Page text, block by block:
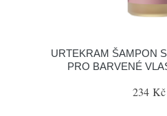
URTEKRAM ŠAMPON
PRO BARVENÉ
234 Kč